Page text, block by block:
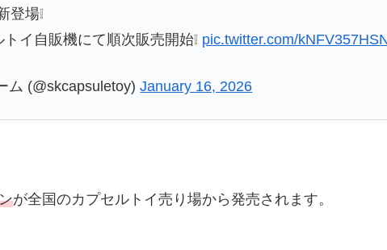
場❕
イ自販機にて順次販売開始❕ pic.twitter.com/
ム (@skcapsuletoy)January 16, 2026
が全国のカプセルトイ売り場から発売されます。